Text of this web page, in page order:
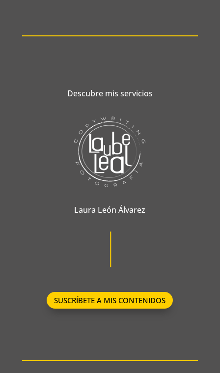
Descubre mis servicios
Laura León Álvarez
SUSCRÍBETE A MIS CONTENIDOS